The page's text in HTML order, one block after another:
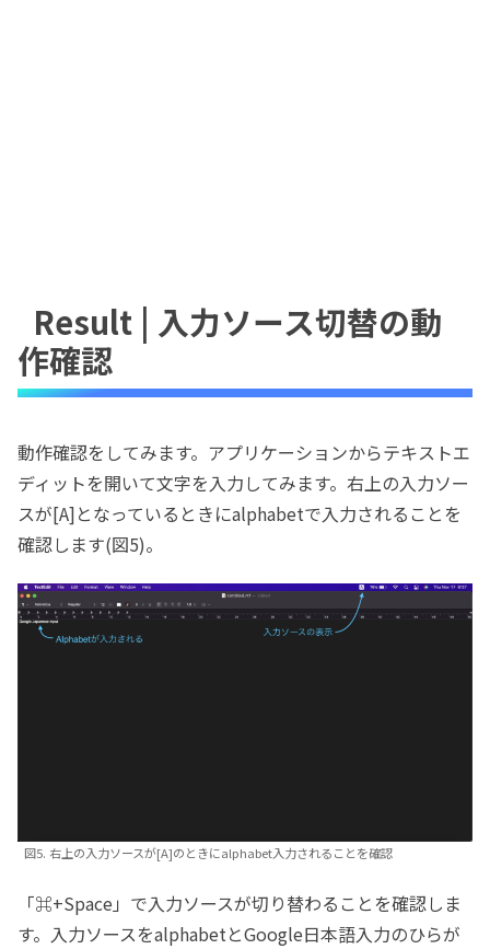
Result | 入力ソース切替の動
作確認
動作確認をしてみます。アプリケーションからテキストエ
ディットを開いて文字を入力してみます。右上の入力ソー
スが[A]となっているときにalphabetで入力されることを
確認します(図5)。
図5. 右上の入力ソースが[A]のときにalphabet入力されることを確認
「⌘+Space」で入力ソースが切り替わることを確認しま
す。入力ソースをalphabetとGoogle日本語入力のひらが